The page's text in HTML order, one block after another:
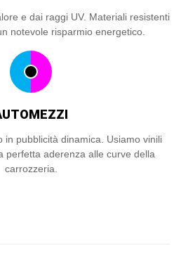
e dai raggi UV. Materiali resistenti
notevole risparmio energetico.
in pubblicità dinamica. Usiamo vinili
perfetta aderenza alle curve della
carrozzeria.